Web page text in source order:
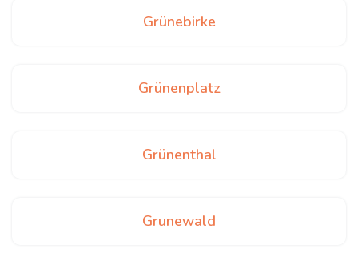
Grünebirke
Grünenplatz
Grünenthal
Grunewald